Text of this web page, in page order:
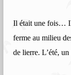
Il était une fois…
ferme au milieu
de lierre. L’été,